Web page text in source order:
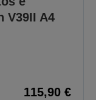
V39II A4
115,90 €